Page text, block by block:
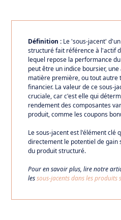
Définition : Le 'sous-jacent'
structuré fait référence à l'actif
lequel repose la performance
peut être un indice boursier, une
matière première, ou tout autre
financier. La valeur de ce sous-
cruciale, car c'est elle qui
rendement des composantes
produit, comme les coupons
Le sous-jacent est l'élément clé
directement le potentiel de gain
du produit structuré.
Pour en savoir plus, lire notre
lessous-jacents dans les produits